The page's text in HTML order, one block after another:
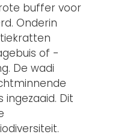
buffer voor
Onderin
of -
De wadi
Dit